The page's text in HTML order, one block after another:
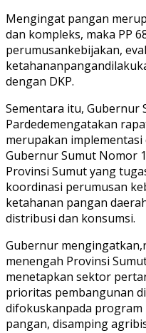
Mengingat pangan
dan kompleks, maka PP
perumusankebijakan,
dengan DKP.
Sementara itu, Gubernur
Pardedemengatakan
merupakan
Gubernur Sumut Nomor
Provinsi Sumut yang
koordinasi perumusan
ketahanan pangan
distribusi dan konsumsi.
Gubernur
menengah Provinsi
menetapkan sektor
prioritas pembangunan
difokuskanpada
pangan, disamping